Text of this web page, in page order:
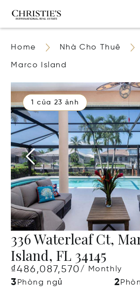
Home Nhà Cho Thuê
Marco Island
1 của 23 ảnh
336 Waterleaf Ct,
Island, FL 34145
₫486,087,570/ Monthly
3 Phòng ngủ 2